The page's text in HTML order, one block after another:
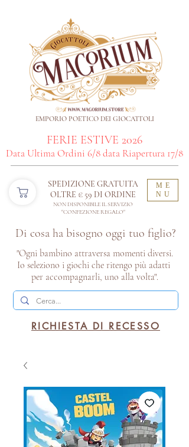
ME
NU
Di cosa ha bisogno oggi tuo figlio?
SPEDIZIONE GRATUITA
OLTRE € 59 DI ORDINE​
NON DISPONIBILE IL SERVIZIO
"CONFEZIONE REGALO"
"Ogni bambino attraversa momenti diversi.
Io seleziono i giochi che ritengo più adatti
per accompagnarli, uno alla volta".
EMPORIO POETICO DEI GIOCATTOLI
RICHIESTA DI RECESSO
FERIE ESTIVE 2026
Data Ultima Ordini 6/8 data Riapertura 17/8